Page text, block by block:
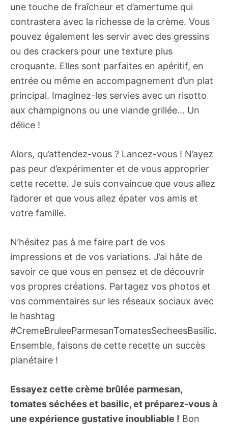
une touche de fraîcheur et d’amertume qui
contrastera avec la richesse de la crème. Vous
pouvez également les servir avec des gressins
ou des crackers pour une texture plus
croquante. Elles sont parfaites en apéritif, en
entrée ou même en accompagnement d’un plat
principal. Imaginez-les servies avec un risotto
aux champignons ou une viande grillée… Un
délice !
Alors, qu’attendez-vous ? Lancez-vous ! N’ayez
pas peur d’expérimenter et de vous approprier
cette recette. Je suis convaincue que vous allez
l’adorer et que vous allez épater vos amis et
votre famille.
N’hésitez pas à me faire part de vos
impressions et de vos variations. J’ai hâte de
savoir ce que vous en pensez et de découvrir
vos propres créations. Partagez vos photos et
vos commentaires sur les réseaux sociaux avec
le hashtag
#CremeBruleeParmesanTomatesSecheesBasilic.
Ensemble, faisons de cette recette un succès
planétaire !
Essayez cette crème brûlée parmesan,
tomates séchées et basilic, et préparez-vous à
une expérience gustative inoubliable ! Bon